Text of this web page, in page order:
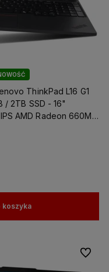
ThinkPad L16 G1
- 16"
AMD Radeon 660M
koszyka
Do